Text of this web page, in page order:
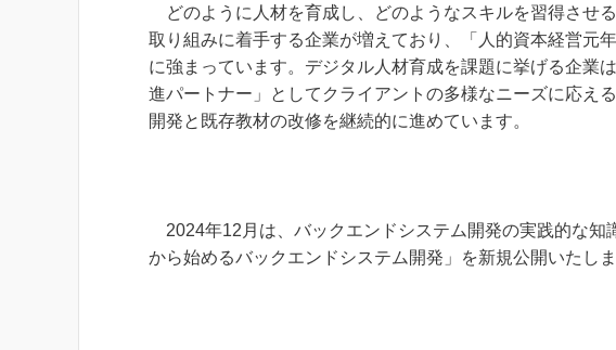
どのように人材を育成し、どのようなスキルを習得させ
取り組みに着手する企業が増えており、「人的資本経営元
に強まっています。デジタル人材育成を課題に挙げる企業
進パートナー」としてクライアントの多様なニーズに応え
開発と既存教材の改修を継続的に進めています。
2024年12月は、バックエンドシステム開発の実践的な知
から始めるバックエンドシステム開発」を新規公開いたしま